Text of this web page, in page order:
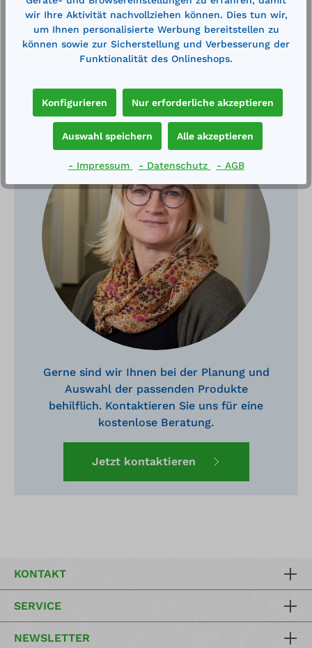
Gerne sind wir Ihnen bei der Planung und
Auswahl der passenden Produkte
behilflich. Kontaktieren Sie uns für eine
kostenlose Beratung.
Jetzt kontaktieren
KONTAKT
SERVICE
NEWSLETTER
wir Ihre Aktivität nachvollziehen können. Dies tun wir,
um Ihnen personalisierte Werbung bereitstellen zu
können sowie zur Sicherstellung und Verbesserung der
Funktionalität des Onlineshops.
Konfigurieren Nur erforderliche akzeptieren
Auswahl speichern Alle akzeptieren
- Impressum - Datenschutz - AGB